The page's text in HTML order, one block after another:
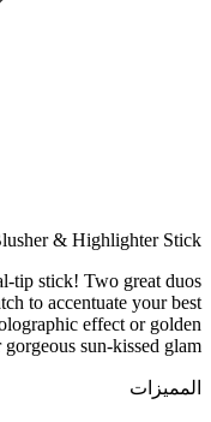
& Highlighter Stick
tip stick! Two great duos
to accentuate your best
effect or golden
sun-kissed glam.
المميزات